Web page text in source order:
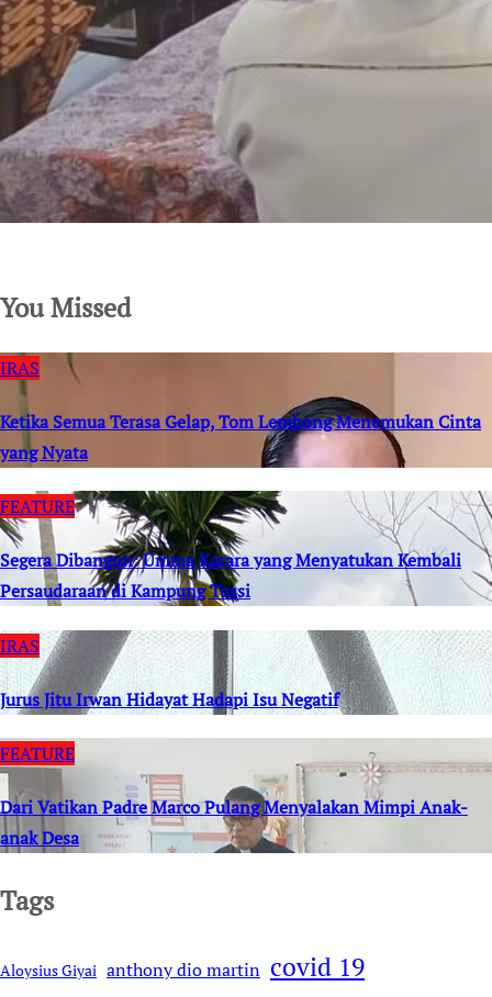
You Missed
IRAS
Ketika Semua Terasa Gelap, Tom Lembong Menemukan Cinta
yang Nyata
FEATURE
Segera Dibangun: Umma Karara yang Menyatukan Kembali
Persaudaraan di Kampung Tossi
IRAS
Jurus Jitu Irwan Hidayat Hadapi Isu Negatif
FEATURE
Dari Vatikan Padre Marco Pulang Menyalakan Mimpi Anak-
anak Desa
Tags
Aloysius Giyai anthony dio martin covid 19